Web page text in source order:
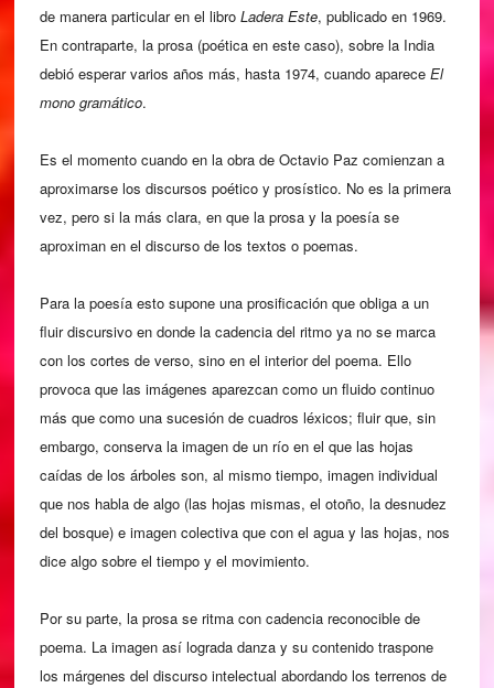
de manera particular en el libro Ladera Este, publicado en 1969.
En contraparte, la prosa (poética en este caso), sobre la India
debió esperar varios años más, hasta 1974, cuando aparece El
mono gramático.
Es el momento cuando en la obra de Octavio Paz comienzan a
aproximarse los discursos poético y prosístico. No es la primera
vez, pero si la más clara, en que la prosa y la poesía se
aproximan en el discurso de los textos o poemas.
Para la poesía esto supone una prosificación que obliga a un
fluir discursivo en donde la cadencia del ritmo ya no se marca
con los cortes de verso, sino en el interior del poema. Ello
provoca que las imágenes aparezcan como un fluido continuo
más que como una sucesión de cuadros léxicos; fluir que, sin
embargo, conserva la imagen de un río en el que las hojas
caídas de los árboles son, al mismo tiempo, imagen individual
que nos habla de algo (las hojas mismas, el otoño, la desnudez
del bosque) e imagen colectiva que con el agua y las hojas, nos
dice algo sobre el tiempo y el movimiento.
Por su parte, la prosa se ritma con cadencia reconocible de
poema. La imagen así lograda danza y su contenido traspone
los márgenes del discurso intelectual abordando los terrenos de